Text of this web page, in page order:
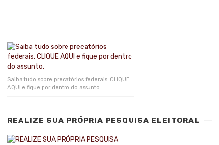
Saiba tudo sobre precatórios federais. CLIQUE
AQUI e fique por dentro do assunto.
REALIZE SUA PRÓPRIA PESQUISA ELEITORAL